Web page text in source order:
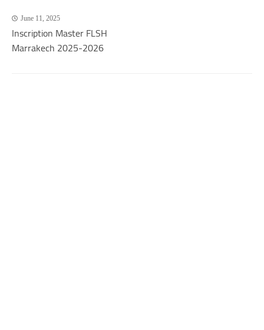
June 11, 2025
Inscription Master FLSH
Marrakech 2025-2026